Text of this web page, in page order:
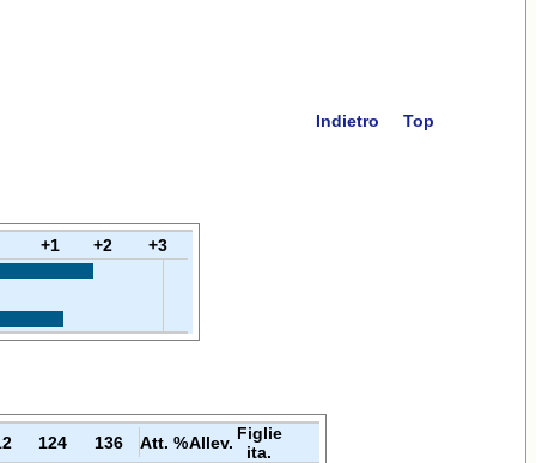
Indietro Top
+1 +2 +3
124 136 Att. %Allev. Figlie
ita.